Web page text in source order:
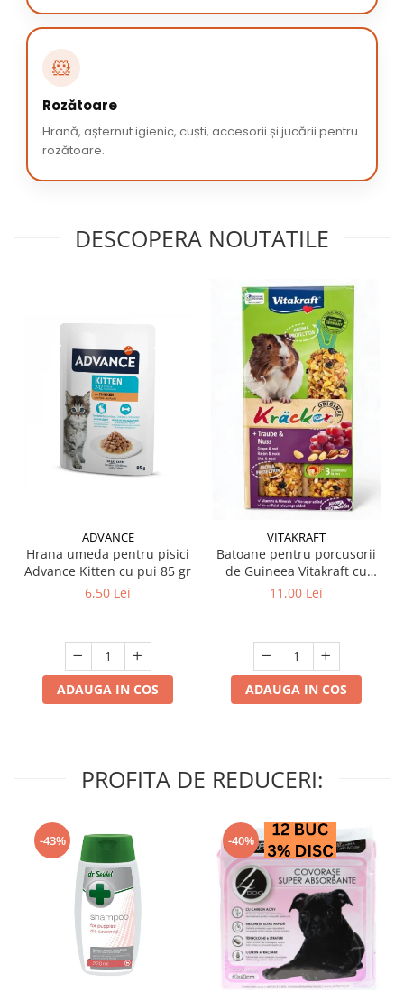
🐹
Rozătoare
Hrană, așternut igienic, cuști, accesorii și jucării pentru
rozătoare.
DESCOPERA NOUTATILE
ADVANCE
Hrana umeda pentru pisici
Advance Kitten cu pui 85 gr
6,50 Lei
ADAUGA IN COS
VITAKRAFT
Batoane pentru porcusorii
de Guineea Vitakraft cu
struguri & nuci 2 buc
11,00 Lei
ADAUGA IN COS
PROFITA DE REDUCERI:
-43% -40%